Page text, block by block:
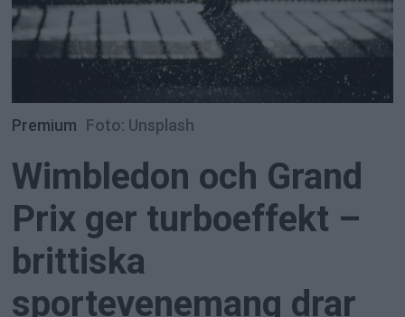
Premium Foto: Unsplash
Wimbledon och Grand
Prix ger turboeffekt –
brittiska
sportevenemang drar